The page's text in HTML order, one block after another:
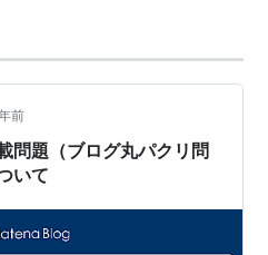
前
問題（ブログ丸パクリ問
いて